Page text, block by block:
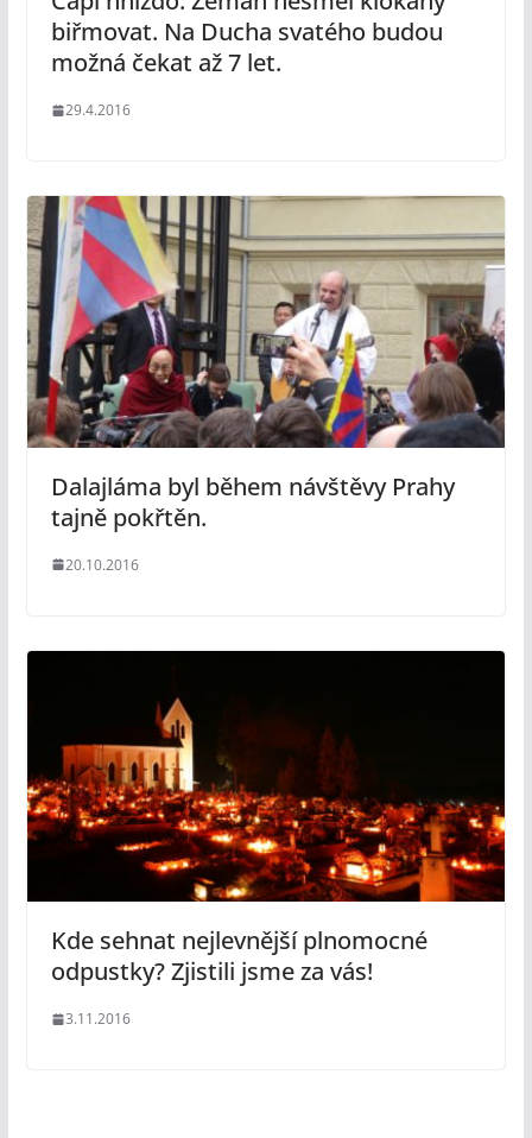
biřmovat. Na Ducha svatého budou
možná čekat až 7 let.
29.4.2016
Dalajláma byl během návštěvy Prahy
tajně pokřtěn.
20.10.2016
Kde sehnat nejlevnější plnomocné
odpustky? Zjistili jsme za vás!
3.11.2016